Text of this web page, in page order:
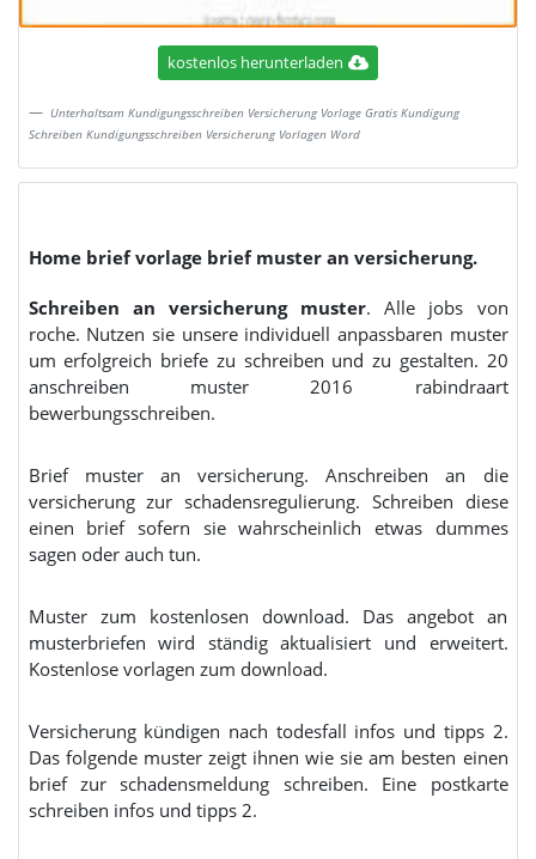
kostenlos herunterladen
Unterhaltsam Kundigungsschreiben Versicherung Vorlage Gratis Kundigung
Schreiben Kundigungsschreiben Versicherung Vorlagen Word
Home brief vorlage brief muster an versicherung.
Schreiben an versicherung muster. Alle jobs von
roche. Nutzen sie unsere individuell anpassbaren muster
um erfolgreich briefe zu schreiben und zu gestalten. 20
anschreiben muster 2016 rabindraart
bewerbungsschreiben.
Brief muster an versicherung. Anschreiben an die
versicherung zur schadensregulierung. Schreiben diese
einen brief sofern sie wahrscheinlich etwas dummes
sagen oder auch tun.
Muster zum kostenlosen download. Das angebot an
musterbriefen wird ständig aktualisiert und erweitert.
Kostenlose vorlagen zum download.
Versicherung kündigen nach todesfall infos und tipps 2.
Das folgende muster zeigt ihnen wie sie am besten einen
brief zur schadensmeldung schreiben. Eine postkarte
schreiben infos und tipps 2.